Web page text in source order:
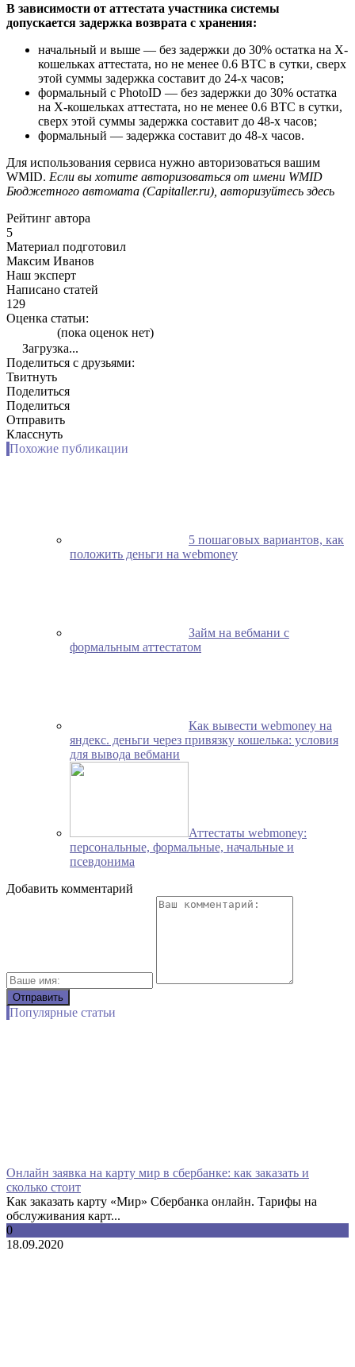
В зависимости от аттестата участника системы
допускается задержка возврата c хранения:
начальный и выше — без задержки до 30% остатка на X-
кошельках аттестата, но не менее 0.6 BTC в сутки, сверх
этой суммы задержка составит до 24-х часов;
формальный с PhotoID — без задержки до 30% остатка
на X-кошельках аттестата, но не менее 0.6 BTC в сутки,
сверх этой суммы задержка составит до 48-х часов;
формальный — задержка составит до 48-х часов.
Для использования сервиса нужно авторизоваться вашим
WMID. Если вы хотите авторизоваться от имени WMID
Бюджетного автомата (Capitaller.ru), авторизуйтесь здесь
Рейтинг автора
5
Материал подготовил
Максим Иванов
Наш эксперт
Написано статей
129
Оценка статьи:
(пока оценок нет)
Загрузка...
Поделиться с друзьями:
Твитнуть
Поделиться
Поделиться
Отправить
Класснуть
Похожие публикации
5 пошаговых вариантов, как
положить деньги на webmoney
Займ на вебмани с
формальным аттестатом
Как вывести webmoney на
яндекс. деньги через привязку кошелька: условия
для вывода вебмани
Аттестаты webmoney:
персональные, формальные, начальные и
псевдонима
Добавить комментарий
Популярные статьи
Онлайн заявка на карту мир в сбербанке: как заказать и
сколько стоит
Как заказать карту «Мир» Сбербанка онлайн. Тарифы на
обслуживания карт...
0
18.09.2020